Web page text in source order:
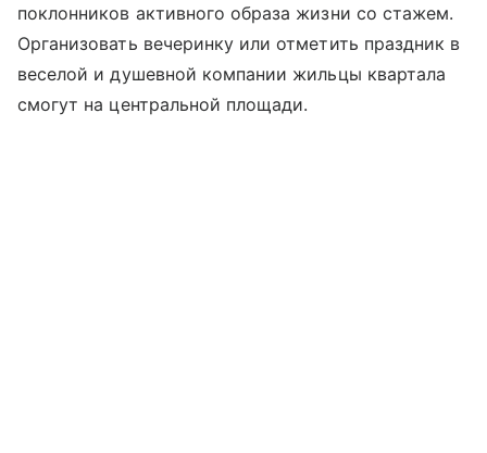
поклонников активного образа жизни со стажем.
Организовать вечеринку или отметить праздник в
веселой и душевной компании жильцы квартала
смогут на центральной площади.